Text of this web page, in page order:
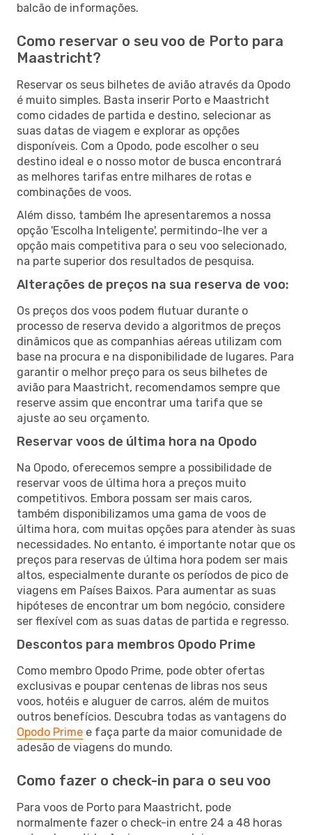
balcão de informações.
Como reservar o seu voo de Porto para
Maastricht?
Reservar os seus bilhetes de avião através da Opodo
é muito simples. Basta inserir Porto e Maastricht
como cidades de partida e destino, selecionar as
suas datas de viagem e explorar as opções
disponíveis. Com a Opodo, pode escolher o seu
destino ideal e o nosso motor de busca encontrará
as melhores tarifas entre milhares de rotas e
combinações de voos.
Além disso, também lhe apresentaremos a nossa
opção 'Escolha Inteligente', permitindo-lhe ver a
opção mais competitiva para o seu voo selecionado,
na parte superior dos resultados de pesquisa.
Alterações de preços na sua reserva de voo:
Os preços dos voos podem flutuar durante o
processo de reserva devido a algoritmos de preços
dinâmicos que as companhias aéreas utilizam com
base na procura e na disponibilidade de lugares. Para
garantir o melhor preço para os seus bilhetes de
avião para Maastricht, recomendamos sempre que
reserve assim que encontrar uma tarifa que se
ajuste ao seu orçamento.
Reservar voos de última hora na Opodo
Na Opodo, oferecemos sempre a possibilidade de
reservar voos de última hora a preços muito
competitivos. Embora possam ser mais caros,
também disponibilizamos uma gama de voos de
última hora, com muitas opções para atender às suas
necessidades. No entanto, é importante notar que os
preços para reservas de última hora podem ser mais
altos, especialmente durante os períodos de pico de
viagens em Países Baixos. Para aumentar as suas
hipóteses de encontrar um bom negócio, considere
ser flexível com as suas datas de partida e regresso.
Descontos para membros Opodo Prime
Como membro Opodo Prime, pode obter ofertas
exclusivas e poupar centenas de libras nos seus
voos, hotéis e aluguer de carros, além de muitos
outros benefícios. Descubra todas as vantagens do
Opodo Prime e faça parte da maior comunidade de
adesão de viagens do mundo.
Como fazer o check-in para o seu voo
Para voos de Porto para Maastricht, pode
normalmente fazer o check-in entre 24 a 48 horas